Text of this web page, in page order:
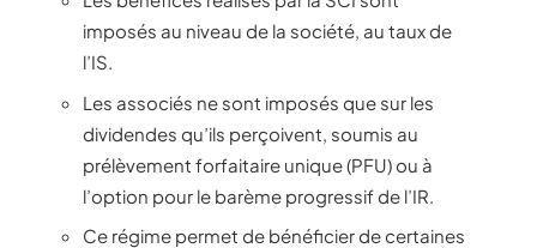
imposés au niveau de la société, au taux de
l’IS.
Les associés ne sont imposés que sur les
dividendes qu’ils perçoivent, soumis au
prélèvement forfaitaire unique (PFU) ou à
l’option pour le barème progressif de l’IR.
Ce régime permet de bénéficier de certaines